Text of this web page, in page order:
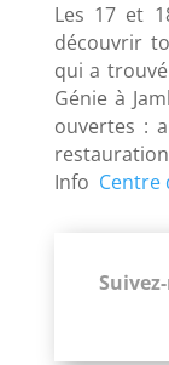
Les 17 et
découvrir
qui a
Génie à
ouvertes :
Info Centre